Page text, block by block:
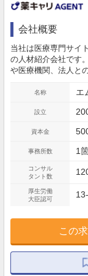
会社概要
当社は医療専門サイ
の人材紹介会社です
や医療機関、法人と
名称 エ
設立
資本金
事務所数 1
コンサル
タント数
厚生労働
大臣認可
この